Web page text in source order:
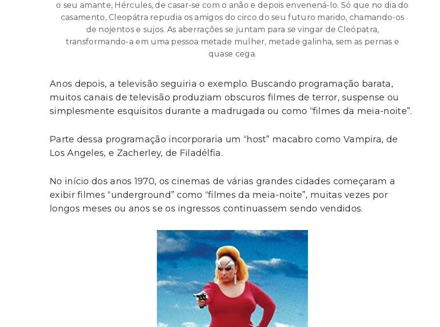
o seu amante, Hércules, de casar-se com o anão e depois envenená-lo. Só que no dia do
casamento, Cleopátra repudia os amigos do circo do seu futuro marido, chamando-os
de nojentos e sujos. As aberrações se juntam para se vingar de Cleópatra,
transformando-a em uma pessoa metade mulher, metade galinha, sem as pernas e
quase cega.
Anos depois, a televisão seguiria o exemplo. Buscando programação barata,
muitos canais de televisão produziam obscuros filmes de terror, suspense ou
simplesmente esquisitos durante a madrugada ou como “filmes da meia-noite”.
Parte dessa programação incorporaria um “host” macabro como Vampira, de
Los Angeles, e Zacherley, de Filadélfia.
No início dos anos 1970, os cinemas de várias grandes cidades começaram a
exibir filmes “underground” como “filmes da meia-noite”, muitas vezes por
longos meses ou anos se os ingressos continuassem sendo vendidos.